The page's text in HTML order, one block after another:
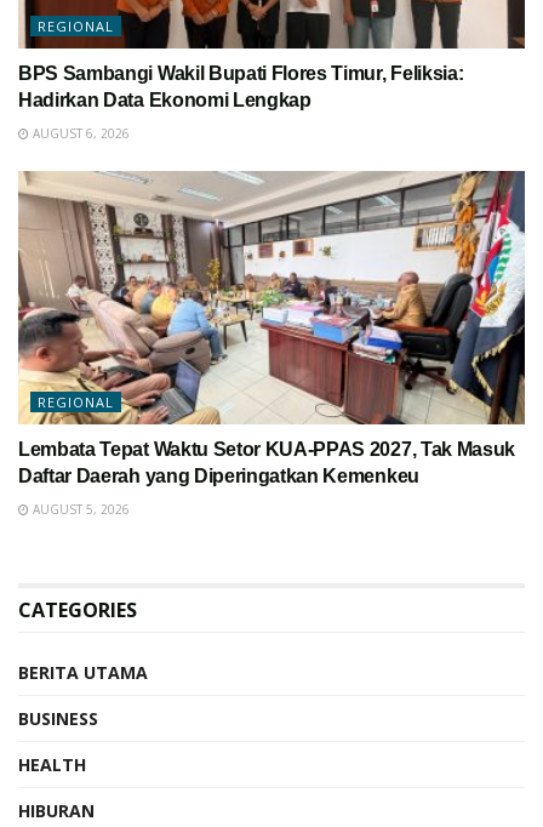
REGIONAL
BPS Sambangi Wakil Bupati Flores Timur, Feliksia:
Hadirkan Data Ekonomi Lengkap
AUGUST 6, 2026
REGIONAL
Lembata Tepat Waktu Setor KUA-PPAS 2027, Tak Masuk
Daftar Daerah yang Diperingatkan Kemenkeu
AUGUST 5, 2026
CATEGORIES
BERITA UTAMA
BUSINESS
HEALTH
HIBURAN